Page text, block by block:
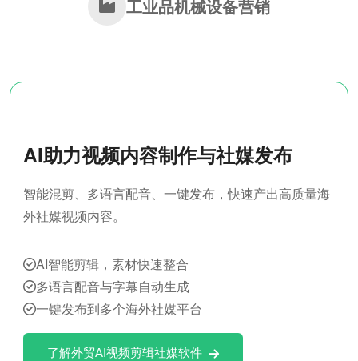
工业品机械设备营销
AI助力视频内容制作与社媒发布
智能混剪、多语言配音、一键发布，快速产出高质量海
外社媒视频内容。
AI智能剪辑，素材快速整合
多语言配音与字幕自动生成
一键发布到多个海外社媒平台
了解外贸AI视频剪辑社媒软件